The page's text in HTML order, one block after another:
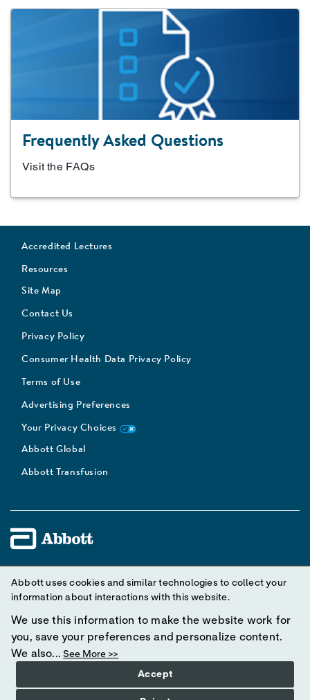
Frequently Asked Questions
Visit the FAQs
Accredited Lectures
Resources
Site Map
Contact Us
Privacy Policy
Consumer Health Data Privacy Policy
Terms of Use
Advertising Preferences
Your Privacy Choices
Abbott Global
Abbott Transfusion
appearing in this Internet site are trademarks owned by or licensed
trademark, trade name, or trade dress in this site may be made
without prior written authorization of Abbott, except to identify the
product or services of the company.
© 2025 Abbott. All rights reserved. Please read the Legal Notice
Abbott uses cookies and similar technologies to collect your
information about interactions with this website.
We use this information to make the website work for
you, save your preferences and personalize content.
We also... See More >>
Accept